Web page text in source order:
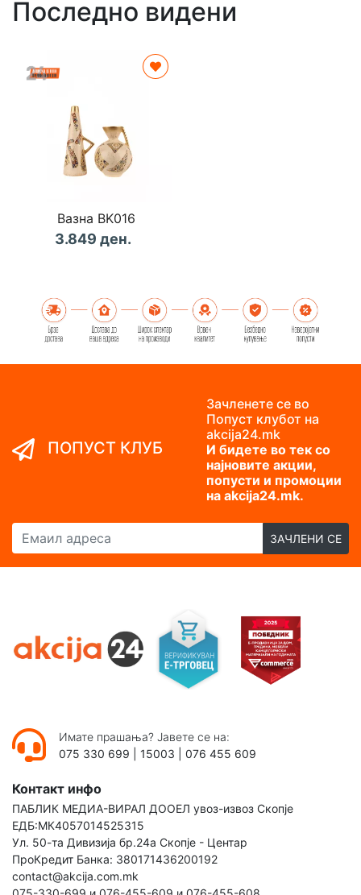
Последно видени
Вазна BK016
3.849 ден.
ПОПУСТ КЛУБ
Зачленете се во
Попуст клубот на
akcija24.mk
И бидете во тек со
најновите акции,
попусти и промоции
на akcija24.mk.
Емаил адреса
ЗАЧЛЕНИ СЕ
Имате прашања? Јавете се на:
075 330 699
15003 076 455 609
Контакт инфо
ПАБЛИК МЕДИА-ВИРАЛ ДООЕЛ увоз-извоз Скопје
ЕДБ:МК4057014525315
Ул. 50-та Дивизија бр.24а Скопје - Центар
ПроКредит Банка: 380171436200192
contact@akcija.com.mk